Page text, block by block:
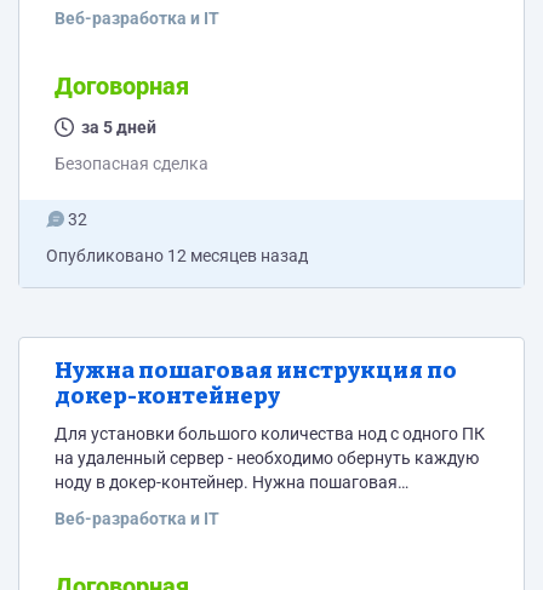
Веб-разработка и IT
Договорная
за 5 дней
Безопасная сделка
32
Опубликовано 12 месяцев назад
Нужна пошаговая инструкция по
докер-контейнеру
Для установки большого количества нод с одного ПК
на удаленный сервер - необходимо обернуть каждую
ноду в докер-контейнер. Нужна пошаговая
Веб-разработка и IT